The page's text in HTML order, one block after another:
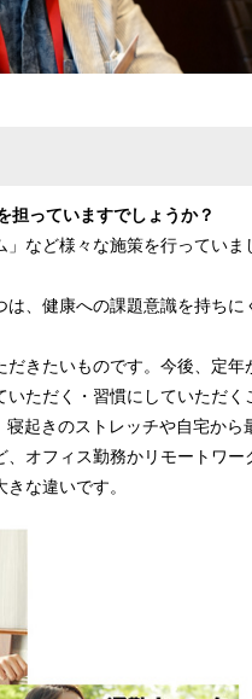
っていますでしょうか？
」など様々な施策を行っていま
、健康への課題意識を持ちに
きたいものです。今後、定年
ただく・習慣にしていただく
起きのストレッチや自宅から
オフィス勤務かリモートワー
な違いです。